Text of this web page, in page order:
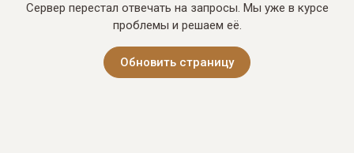
Сервер перестал отвечать на запросы. Мы уже в курсе
проблемы и решаем её.
Обновить страницу